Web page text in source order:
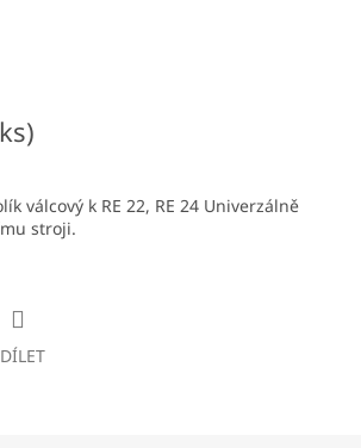
válcový k RE 22, RE 24 Univerzálně
stroji.